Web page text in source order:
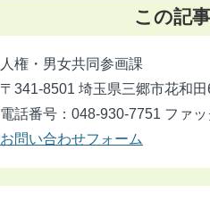
この記
人権・男女共同参画課
〒341-8501 埼玉県三郷市花和
電話番号：048-930-7751 ファ
お問い合わせフォーム